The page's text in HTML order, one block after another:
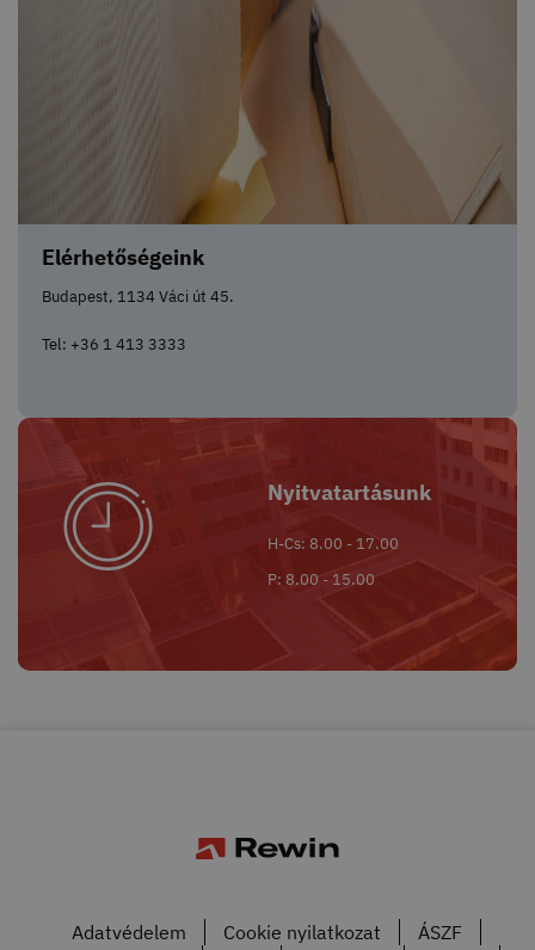
Elérhetőségeink
Budapest, 1134 Váci út 45.
Tel: +36 1 413 3333
Nyitvatartásunk
H-Cs: 8.00 - 17.00
P: 8.00 - 15.00
Adatvédelem Cookie nyilatkozat
ÁSZF